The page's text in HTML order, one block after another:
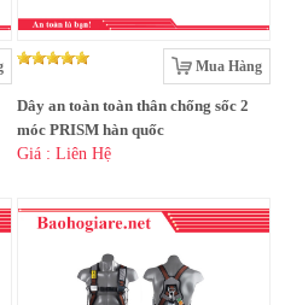
Mua Hàng
Dây an toàn toàn thân chống sốc 2
móc PRISM hàn quốc
Giá : Liên Hệ